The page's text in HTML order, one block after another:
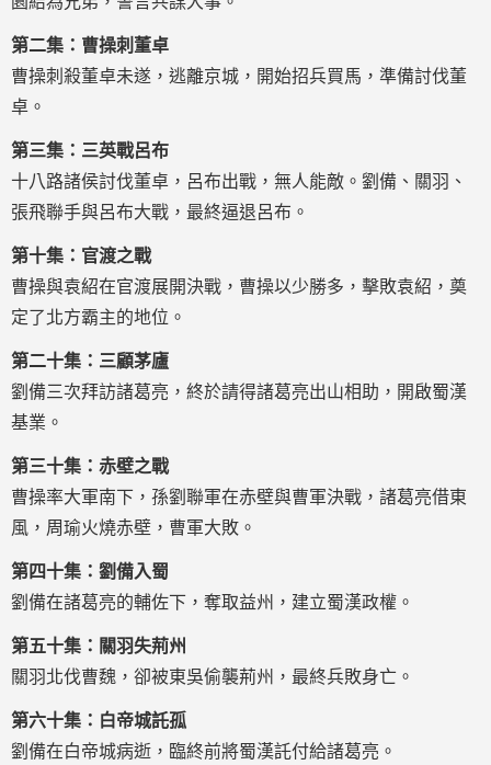
第二集：曹操刺董卓
曹操刺殺董卓未遂，逃離京城，開始招兵買馬，準備討伐董
卓。
第三集：三英戰呂布
十八路諸侯討伐董卓，呂布出戰，無人能敵。劉備、關羽、
張飛聯手與呂布大戰，最終逼退呂布。
第十集：官渡之戰
曹操與袁紹在官渡展開決戰，曹操以少勝多，擊敗袁紹，奠
定了北方霸主的地位。
第二十集：三顧茅廬
劉備三次拜訪諸葛亮，終於請得諸葛亮出山相助，開啟蜀漢
基業。
第三十集：赤壁之戰
曹操率大軍南下，孫劉聯軍在赤壁與曹軍決戰，諸葛亮借東
風，周瑜火燒赤壁，曹軍大敗。
第四十集：劉備入蜀
劉備在諸葛亮的輔佐下，奪取益州，建立蜀漢政權。
第五十集：關羽失荊州
關羽北伐曹魏，卻被東吳偷襲荊州，最終兵敗身亡。
第六十集：白帝城託孤
劉備在白帝城病逝，臨終前將蜀漢託付給諸葛亮。